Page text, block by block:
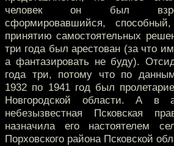
человек он был
сформировавшийся,
принятию самостоятельных
три года был арестован (за что
а фантазировать не буду).
года три, потому что по
1932 по 1941 год был
Новгородской области. А в
небезызвестная Псковская
назначила его настоятелем
Порховского района Псковской